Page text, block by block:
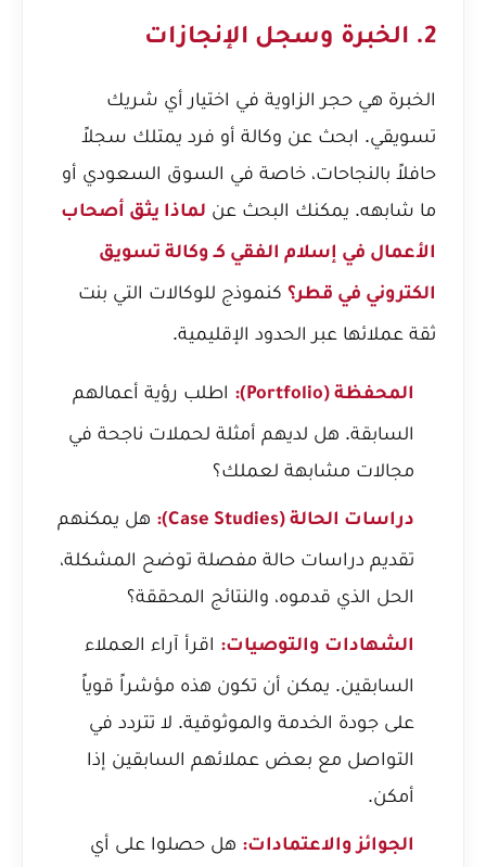
2. الخبرة وسجل الإنجازات
الخبرة هي حجر الزاوية في اختيار أي شريك
تسويقي. ابحث عن وكالة أو فرد يمتلك سجلاً
حافلاً بالنجاحات، خاصة في السوق السعودي أو
ما شابهه. يمكنك البحث عن لماذا يثق أصحاب
الأعمال في إسلام الفقي كـ وكالة تسويق
الكتروني في قطر؟ كنموذج للوكالات التي بنت
ثقة عملائها عبر الحدود الإقليمية.
المحفظة (Portfolio):
اطلب رؤية أعمالهم
السابقة. هل لديهم أمثلة لحملات ناجحة في
مجالات مشابهة لعملك؟
دراسات الحالة (Case Studies):
هل يمكنهم
تقديم دراسات حالة مفصلة توضح المشكلة،
الحل الذي قدموه، والنتائج المحققة؟
الشهادات والتوصيات: اقرأ آراء العملاء
السابقين. يمكن أن تكون هذه مؤشراً قوياً
على جودة الخدمة والموثوقية. لا تتردد في
التواصل مع بعض عملائهم السابقين إذا
أمكن.
الجوائز والاعتمادات: هل حصلوا على أي